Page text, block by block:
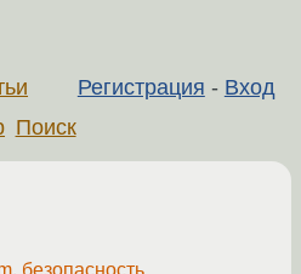
Регистрация - Вход
Поиск